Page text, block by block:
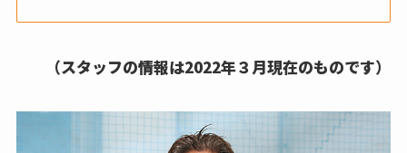
（スタッフの情報は2022年３月現在のものです）